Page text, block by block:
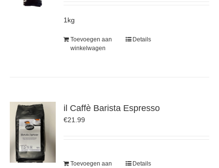
1kg
Toevoegen aan
winkelwagen
Details
il Caffè Barista Espresso
€21.99
Toevoegen aan
Details